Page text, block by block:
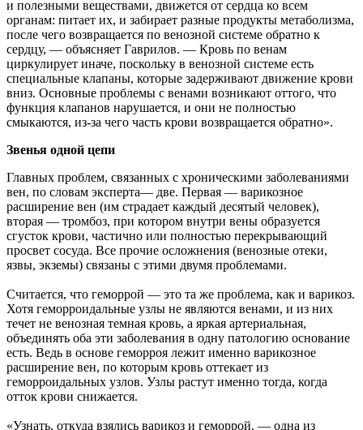
и полезными веществами, движется от сердца ко всем
органам: питает их, и забирает разные продукты метаболизма,
после чего возвращается по венозной системе обратно к
сердцу, — объясняет Гаврилов. — Кровь по венам
циркулирует иначе, поскольку в венозной системе есть
специальные клапаны, которые задерживают движение крови
вниз. Основные проблемы с венами возникают оттого, что
функция клапанов нарушается, и они не полностью
смыкаются, из-за чего часть крови возвращается обратно».
Звенья одной цепи
Главных проблем, связанных с хроническими заболеваниями
вен, по словам эксперта— две. Первая — варикозное
расширение вен (им страдает каждый десятый человек),
вторая — тромбоз, при котором внутри вены образуется
сгусток крови, частично или полностью перекрывающий
просвет сосуда. Все прочие осложнения (венозные отеки,
язвы, экземы) связаны с этими двумя проблемами.
Считается, что геморрой — это та же проблема, как и варикоз.
Хотя геморроидальные узлы не являются венами, и из них
течет не венозная темная кровь, а яркая артериальная,
объединять оба эти заболевания в одну патологию основание
есть. Ведь в основе геморроя лежит именно варикозное
расширение вен, по которым кровь оттекает из
геморроидальных узлов. Узлы растут именно тогда, когда
отток крови снижается.
«Узнать, откуда взялись варикоз и геморрой, — одна из